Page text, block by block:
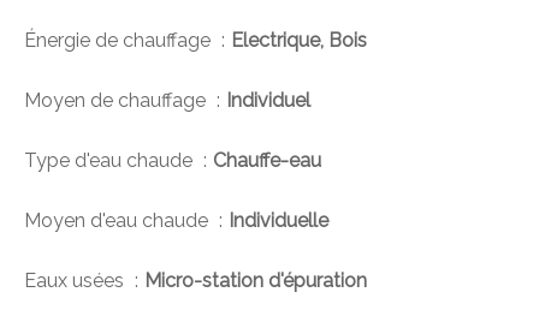
Énergie de chauffage Electrique, Bois
Moyen de chauffage Individuel
Type d'eau chaude Chauffe-eau
Moyen d'eau chaude Individuelle
Eaux usées Micro-station d'épuration